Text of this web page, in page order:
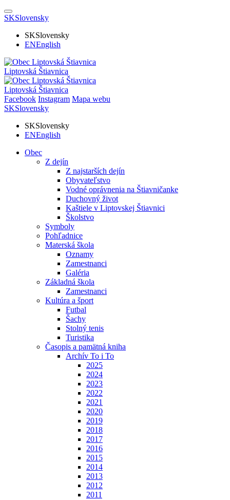
SKSlovensky
SKSlovensky
ENEnglish
Liptovská Štiavnica
Liptovská Štiavnica
Facebook Instagram Mapa webu
SKSlovensky
SKSlovensky
ENEnglish
Obec
Z dejín
Z najstarších dejín
Obyvateľstvo
Vodné oprávnenia na Štiavničanke
Duchovný život
Kaštiele v Liptovskej Štiavnici
Školstvo
Symboly
Pohľadnice
Materská škola
Oznamy
Zamestnanci
Galéria
Základná škola
Zamestnanci
Kultúra a šport
Futbal
Šachy
Stolný tenis
Turistika
Časopis a pamätná kniha
Archív To i To
2025
2024
2023
2022
2021
2020
2019
2018
2017
2016
2015
2014
2013
2012
2011